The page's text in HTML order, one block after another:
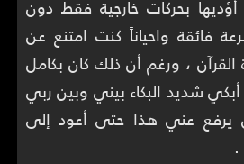
بحركات خارجية فقط دون
فائقة واحياناً كنت امتنع عن
القرآن ، ورغم أن ذلك كان بكامل
أبكي شديد البكاء بيني وبين ربي
يرفع عني هذا حتى أعود إلى
.